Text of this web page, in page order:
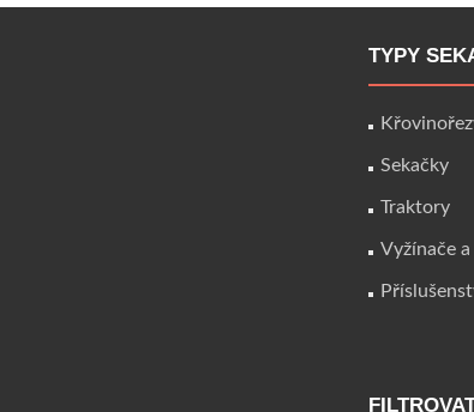
TYPY
Sekačky
Traktory
Vyžínače